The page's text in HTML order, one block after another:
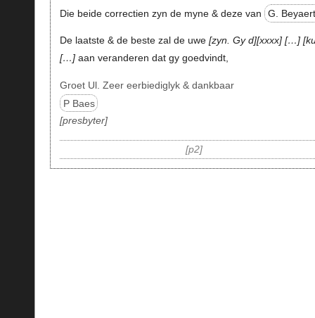
Die beide correctien zyn de myne & deze van G.
De laatste & de beste zal de uwe zyn. Gy d xxxx …
… aan veranderen dat gy goedvindt,
Groet Ul. Zeer eerbiediglyk & dankbaar
P Baes
presbyter
p2